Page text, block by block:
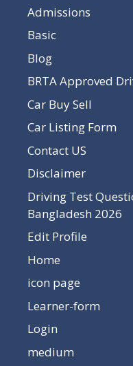
Admissions
Basic
Blog
BRTA Approved
Car Buy Sell
Car Listing Form
Contact US
Disclaimer
Driving Test
Bangladesh 2026
Edit Profile
Home
icon page
Learner-form
Login
medium